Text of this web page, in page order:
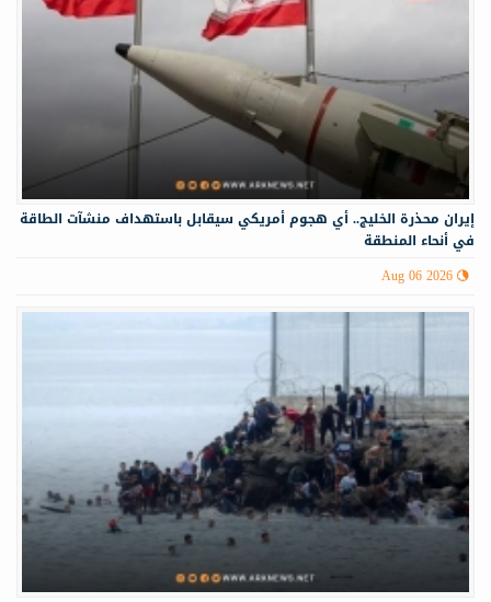
إيران محذرة الخليج.. أي هجوم أمريكي سيقابل باستهداف منشآت الطاقة
في أنحاء المنطقة
Aug 06 2026